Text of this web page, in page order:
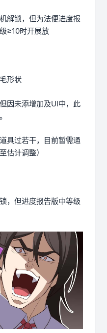
解锁，但为法便进度报
≥10时开展放
形状
因未添增加及UI中，此
具过若干，目前暂需通
估计调整）
，但进度报告版中等级